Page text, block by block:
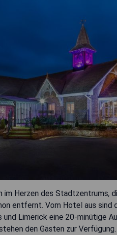
im Herzen des Stadtzentrums,
entfernt. Vom Hotel aus sind
und Limerick eine 20-minütige
den Gästen zur